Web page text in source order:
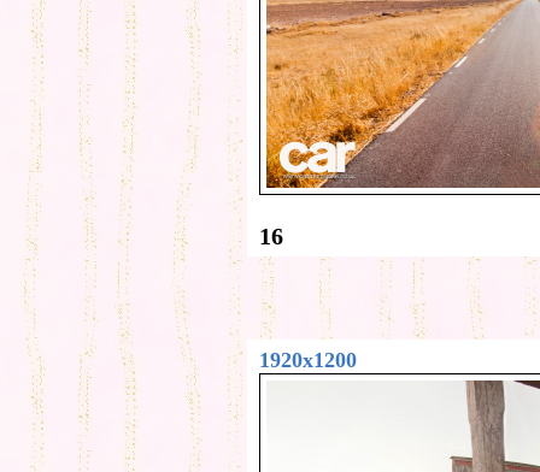
16
1920x1200